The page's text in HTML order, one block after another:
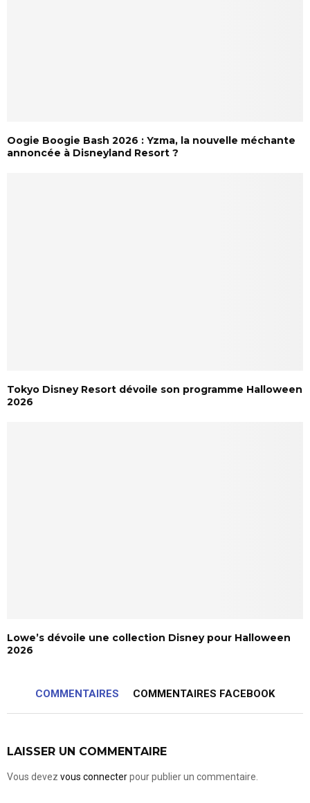
Oogie Boogie Bash 2026 : Yzma, la nouvelle méchante
annoncée à Disneyland Resort ?
Tokyo Disney Resort dévoile son programme Halloween
2026
Lowe’s dévoile une collection Disney pour Halloween
2026
COMMENTAIRES COMMENTAIRES FACEBOOK
LAISSER UN COMMENTAIRE
Vous devez vous connecterpour publier un commentaire.